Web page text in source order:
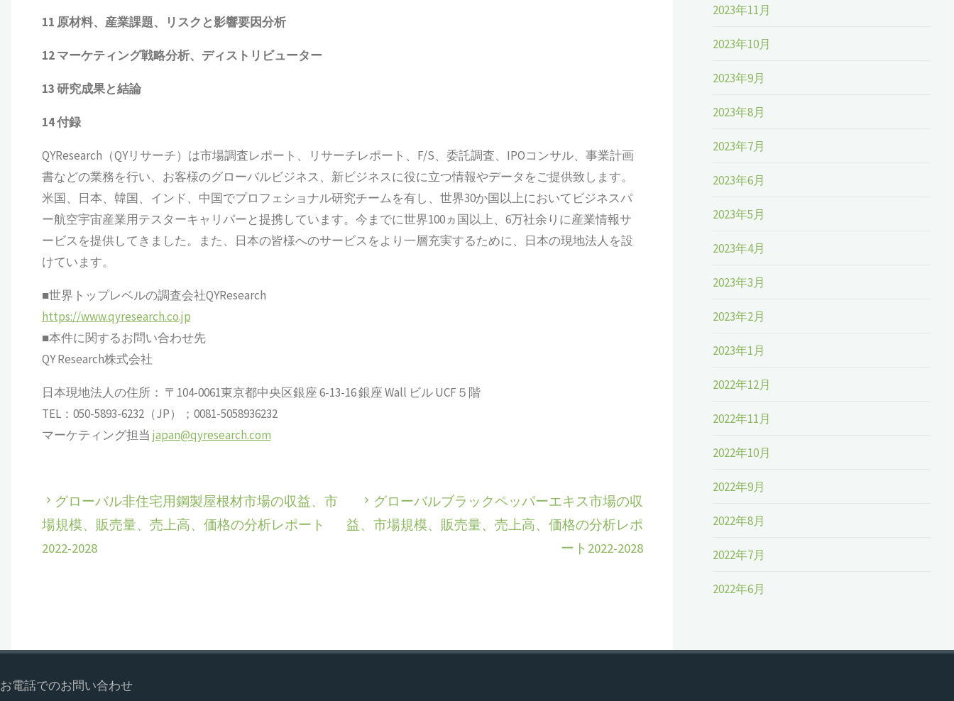
11 原材料、産業課題、リスクと影響要因分析
12マーケティング戦略分析、ディストリビューター
13研究成果と結論
14付録
QYResearch（QYリサーチ）は市場調査レポート、リサーチレポート、F/S、委託調査、IPOコンサル、事業計画
書などの業務を行い、お客様のグローバルビジネス、新ビジネスに役に立つ情報やデータをご提供致します。
米国、日本、韓国、インド、中国でプロフェショナル研究チームを有し、世界30か国以上においてビジネスパ
ー航空宇宙産業用テスターキャリパーと提携しています。今までに世界100ヵ国以上、6万社余りに産業情報サ
ービスを提供してきました。また、日本の皆様へのサービスをより一層充実するために、日本の現地法人を設
けています。
■世界トップレベルの調査会社QYResearch
https://www.qyresearch.co.jp
■本件に関するお問い合わせ先
QY Research株式会社
日本現地法人の住所： 〒104-0061東京都中央区銀座 6-13-16 銀座 Wall ビル UCF５階
TEL：050-5893-6232（JP）；0081-5058936232
マーケティング担当 japan@qyresearch.com
グローバル非住宅用鋼製屋根材市場の収益、市
場規模、販売量、売上高、価格の分析レポート
2022-2028
グローバルブラックペッパーエキス市場の収
益、市場規模、販売量、売上高、価格の分析レポ
ート2022-2028
2023年11月
2023年10月
2023年9月
2023年8月
2023年7月
2023年6月
2023年5月
2023年4月
2023年3月
2023年2月
2023年1月
2022年12月
2022年11月
2022年10月
2022年9月
2022年8月
2022年7月
2022年6月
お電話でのお問い合わせ